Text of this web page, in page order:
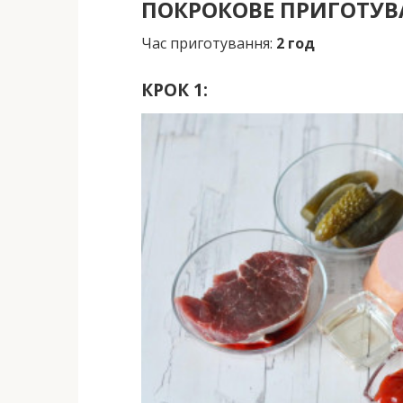
ПОКРОКОВЕ
Час приготування: 2 год
КРОК 1: